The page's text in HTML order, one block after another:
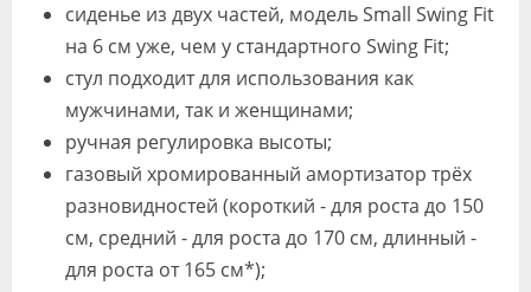
сиденье из двух частей, модель Small Swing Fit
на 6 см уже, чем у стандартного Swing Fit;
стул подходит для использования как
мужчинами, так и женщинами;
ручная регулировка высоты;
газовый хромированный амортизатор трёх
разновидностей (короткий - для роста до 150
см, средний - для роста до 170 см, длинный -
для роста от 165 см*);